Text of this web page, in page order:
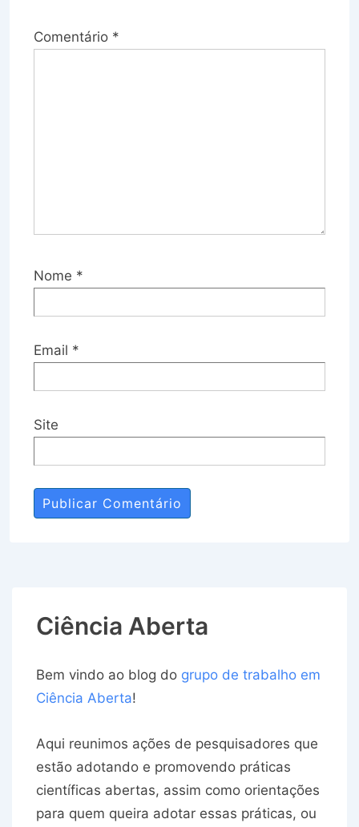
Comentário *
Nome *
Email *
Site
Ciência Aberta
Bem vindo ao blog do grupo de trabalho em
Ciência Aberta!
Aqui reunimos ações de pesquisadores que
estão adotando e promovendo práticas
científicas abertas, assim como orientações
para quem queira adotar essas práticas, ou